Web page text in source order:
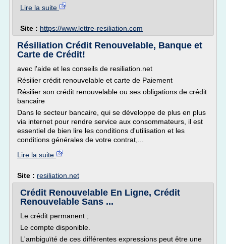
Lire la suite
Site : https://www.lettre-resiliation.com
Résiliation Crédit Renouvelable, Banque et
Carte de Crédit!
avec l'aide et les conseils de resiliation.net
Résilier crédit renouvelable et carte de Paiement
Résilier son crédit renouvelable ou ses obligations de crédit
bancaire
Dans le secteur bancaire, qui se développe de plus en plus
via internet pour rendre service aux consommateurs, il est
essentiel de bien lire les conditions d'utilisation et les
conditions générales de votre contrat,...
Lire la suite
Site : resiliation.net
Crédit Renouvelable En Ligne, Crédit
Renouvelable Sans ...
Le crédit permanent ;
Le compte disponible.
L'ambiguïté de ces différentes expressions peut être une